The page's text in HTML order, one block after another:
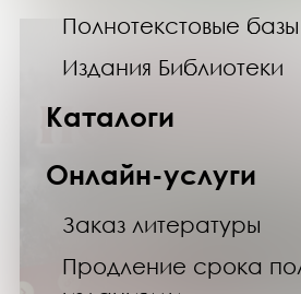
Полнотекстовые
Издания Библиотеки
Каталоги
Онлайн-услуги
Заказ литературы
Продление срока